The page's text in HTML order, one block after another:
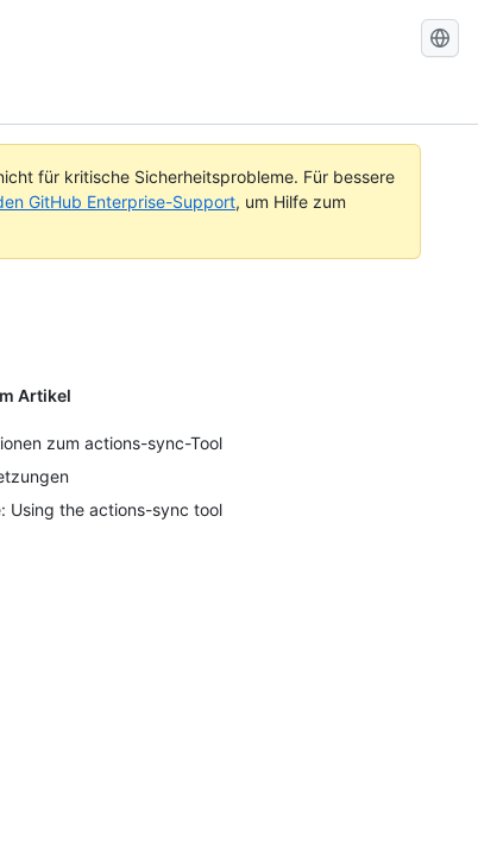
GitHub-
für kritische Sicherheitsprobleme. Für bessere
GitHub Enterprise-Support, um Hilfe zum
Artikel
zum actions-sync-Tool
Using the actions-sync tool